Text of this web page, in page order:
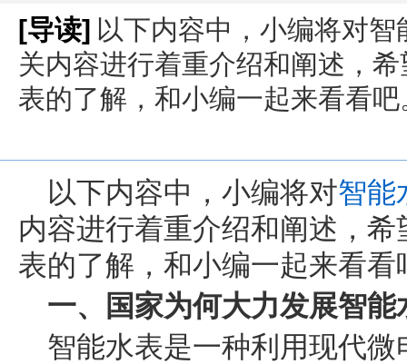
[导读] 以下内容中，小编将对
关内容进行着重介绍和阐述，
表的了解，和小编一起来看看吧
以下内容中，小编将对智能
内容进行着重介绍和阐述，
表的了解，和小编一起来看看
一、国家为何大力发展智能
智能水表是一种利用现代